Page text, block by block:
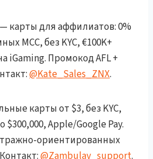
— карты для аффилиатов: 0%
MCC, без KYC, €100K+
iGaming. Промокод AFL +
@Kate_Sales_ZNX.
карты от $3, без KYC,
Apple/Google Pay.
ориентированных
@Zambulay_support.